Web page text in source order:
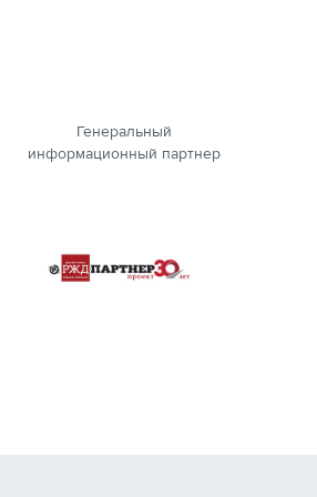
Генеральный
информационный партнер